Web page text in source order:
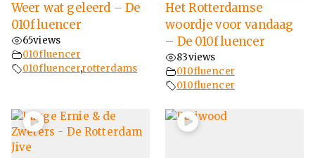
Weer wat geleerd – De
010fluencer
65views
010fluencer
010fluencer,rotterdams
Het Rotterdamse
woordje voor vandaag
– De 010fluencer
83views
010fluencer
010fluencer